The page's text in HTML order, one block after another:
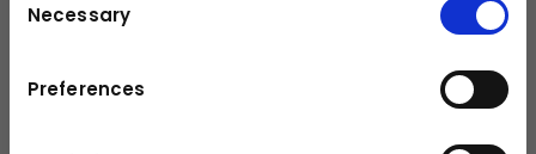
Selection
Necessary
Preferences
Messeinheit (IMU+) und Hydraulikzylinder mit
integrierten Sensoren sind robust und arbeiten
Abbauen von Antennen und Kabeln am Schild